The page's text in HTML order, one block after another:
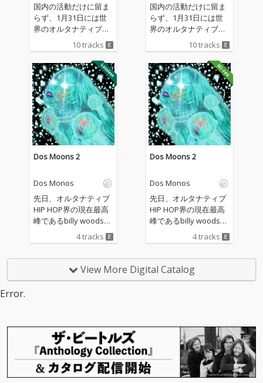
国内の活動だけに留ま
らず、1月31日には世
界のオルタナティブ・
ヒップホップを代表す
る存在であるbilly woo
dsと By Stormを招聘
した自主企画「Theate
r D vol.5」を開催する
ラップトリオ・Dos M
onosが最新アルバム
『Dos Moons (Full Mo
on)』をリリース。 本
作は2025年5月にリリ
ースされたEP『Dos M
oons』、そして同年12
『Dos Moons 2』の2
作に新たにイントロと
アウトロを加えてひと
つのアルバムとして再
漫画界の巨匠・伊藤潤
『Dos Moons』はDos
ことで更新した作品で
あり、その延長線上に
ある『Dos Moons 2』
では更にライブを通じ
て鍛え上げられた衝動
10 tracks
国内の活動だけに留ま
らず、1月31日には世
界のオルタナティブ・
ヒップホップを代表す
る存在であるbilly woo
dsと By Stormを招聘
した自主企画「Theate
r D vol.5」を開催する
ラップトリオ・Dos M
onosが最新アルバム
『Dos Moons (Full Mo
on)』をリリース。 本
作は2025年5月にリリ
ースされたEP『Dos M
oons』、そして同年12
『Dos Moons 2』の2
作に新たにイントロと
アウトロを加えてひと
つのアルバムとして再
漫画界の巨匠・伊藤潤
『Dos Moons』はDos
ことで更新した作品で
あり、その延長線上に
ある『Dos Moons 2』
では更にライブを通じ
て鍛え上げられた衝動
10 tracks
Dos Moons 2
Dos Monos
先日、オルタナティブ
HIP HOP界の現在最高
峰であるbilly woodsと
By Stormをアメリカか
ら招聘して自主企画
することを発表したば
かりの異端のラップト
匠・伊藤潤二とのコラ
ボレーションで注目を
集めたEP『Dos Moon
s』の続編としてリリ
ースされる本作は、彼
4 tracks
Dos Moons 2
Dos Monos
先日、オルタナティブ
HIP HOP界の現在最高
峰であるbilly woodsと
By Stormをアメリカか
ら招聘して自主企画
することを発表したば
かりの異端のラップト
匠・伊藤潤二とのコラ
ボレーションで注目を
集めたEP『Dos Moon
s』の続編としてリリ
ースされる本作は、彼
4 tracks
View More Digital Catalog
Error.